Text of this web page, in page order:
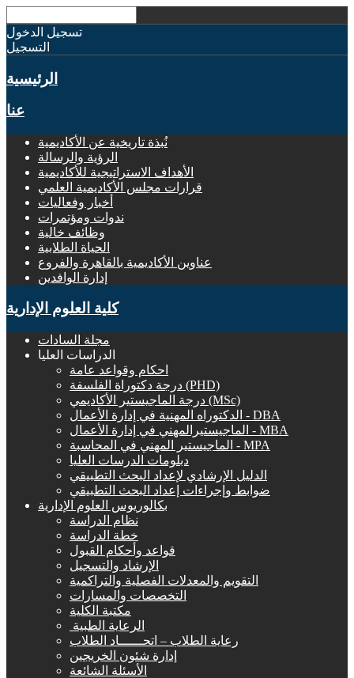
تسجيل الدخول
التسجيل
الرئيسية
عنا
نُبذة تاريخية عن الأكاديمية
الرؤية والرسالة
الأهداف الاستراتيجية للأكاديمية
قرارات مجلس الأكاديمية العلمي
أخبار وفعاليات
ندوات ومؤتمرات
وظائف خالية
الحياة الطلابية
عناوين الأكاديمية بالقاهرة والفروع
إدارة الوافدين
كلية العلوم الإدارية
مجلة السادات
الدراسات العليا
احكام وقواعد عامة
درجة دكتوراة الفلسفة (PHD)
درجة الماجيستير الأكاديمي (MSc)
الدكتوراه المهنية في إدارة الأعمال - DBA
الماجيستيرالمهني في إدارة الأعمال - MBA
الماجيستير المهني في المحاسبة - MPA
دبلومات الدرسات العليا
الدليل الإرشادي لإعداد البحث التطبيقي
ضوابط وإجراءات إعداد البحث التطبيقي
بكالوريوس العلوم الإدارية
نظام الدراسة
خطة الدراسة
قواعد وأحكام القبول
الإرشاد والتسجيل
التقويم والمعدلات الفصلية والتراكمية
التخصصات والمسارات
مكتبة الكلية
الرعاية الطبية ‏
رعاية الطلاب – اتحــــــاد الطلاب
إدارة شئون الخريجين
الأسئلة الشائعة